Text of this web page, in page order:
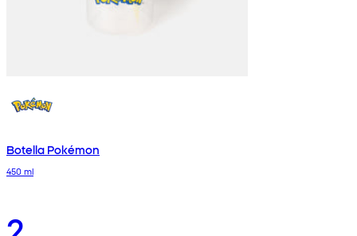
Botella Pokémon
450 ml